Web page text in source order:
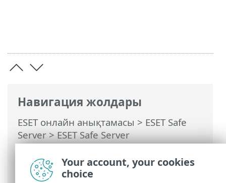
Навигация жолдары
ESET онлайн анықтамасы > ESET Safe
Server>ESET Safe Server
бағдарламасымен жұмыс істеу>
Анықтама және қолдау> ESET
Жаңалықтар
Your account, your cookies
choice